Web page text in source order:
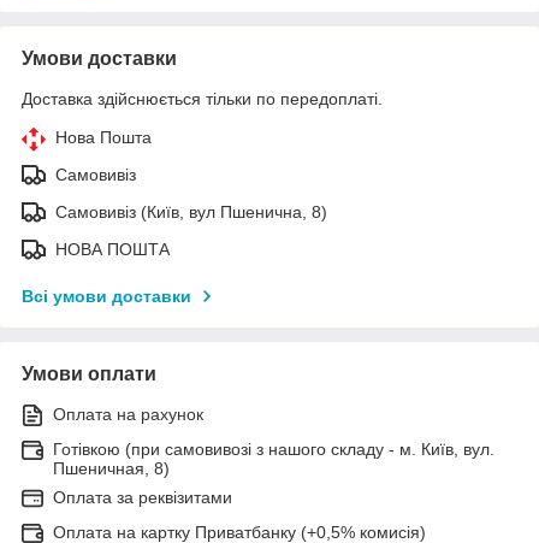
Умови доставки
Доставка здійснюється тільки по передоплаті.
Нова Пошта
Самовивіз
Самовивіз (Київ, вул Пшенична, 8)
НОВА ПОШТА
Всі умови доставки
Умови оплати
Оплата на рахунок
Готівкою (при самовивозі з нашого складу - м. Київ, вул.
Пшеничная, 8)
Оплата за реквізитами
Оплата на картку Приватбанку (+0,5% комисія)